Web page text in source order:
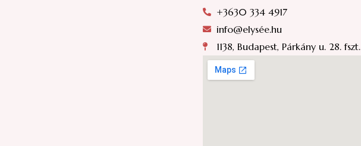
+3630 334 4917
info@elysée.hu
1138, Budapest, Párkány u. 28. fszt.